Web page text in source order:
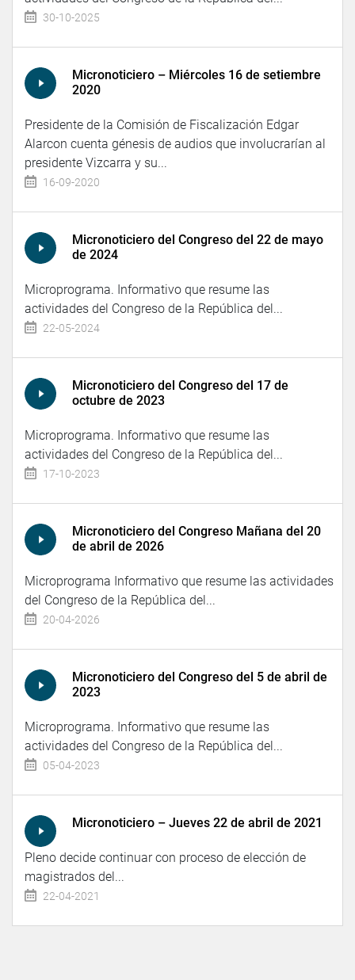
30-10-2025
Micronoticiero – Miércoles 16 de setiembre
2020
Presidente de la Comisión de Fiscalización Edgar
Alarcon cuenta génesis de audios que involucrarían al
presidente Vizcarra y su...
16-09-2020
Micronoticiero del Congreso del 22 de mayo
de 2024
Microprograma. Informativo que resume las
actividades del Congreso de la República del...
22-05-2024
Micronoticiero del Congreso del 17 de
octubre de 2023
Microprograma. Informativo que resume las
actividades del Congreso de la República del...
17-10-2023
Micronoticiero del Congreso Mañana del 20
de abril de 2026
Microprograma Informativo que resume las actividades
del Congreso de la República del...
20-04-2026
Micronoticiero del Congreso del 5 de abril de
2023
Microprograma. Informativo que resume las
actividades del Congreso de la República del...
05-04-2023
Micronoticiero – Jueves 22 de abril de 2021
Pleno decide continuar con proceso de elección de
magistrados del...
22-04-2021